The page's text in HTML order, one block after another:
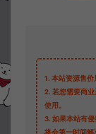
1. 本站资源售价
2. 若您需要商
使用。
3. 如果本站有侵